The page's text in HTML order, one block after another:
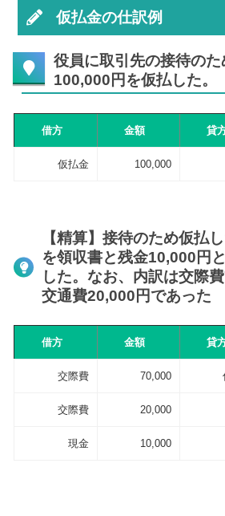
仮払金の仕訳例
役員に取引先の接待の
100,000円を仮払した。
借方 金額 貸
仮払金 100,000
【精算】接待のため仮払
を領収書と残金10,000円
した。なお、内訳は交際
交通費20,000円であった
借方 金額 貸
交際費 70,000
交際費 20,000
現金 10,000